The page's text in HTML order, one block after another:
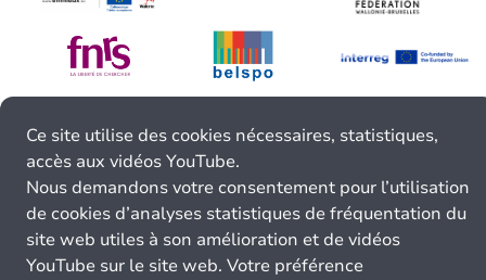
Ce site utilise des cookies nécessaires, statistiques,
accès aux vidéos YouTube.
Nous demandons votre consentement pour l’utilisation
de cookies d’analyses statistiques de fréquentation du
site web utiles à son amélioration et de vidéos
YouTube sur le site web. Votre préférence